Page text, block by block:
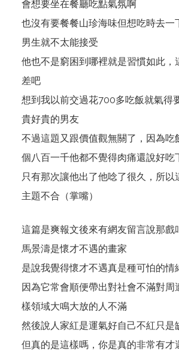
會想要坐在餐廳吃點氣氛啊
也沒有要餐餐山珍海味但想吃時去一
男生就不太能接受
他也不是窮困到哪裡就是習慣如此，
差吧
想到我以前交過花700多吃飯就氣得
貴好貴的男友
不過這題又跟價值觀無關了，因為吃
個八百一千他都不覺得肉痛還說好吃
只有那次讓他出了他唸了很久，所以
主題不合（掌嘴）
這篇是爽報文後來有網友留言說那戲
馬景濤是懷才不遇的畫家
是說我覺得懷才不遇真是種可怕的情
因為它常會順便帶出對社會不滿對周
樣領域大鳴大放的人不滿
然後說人家紅是運氣好自己不紅只是
但真的是這樣嗎，你是真的非常有才